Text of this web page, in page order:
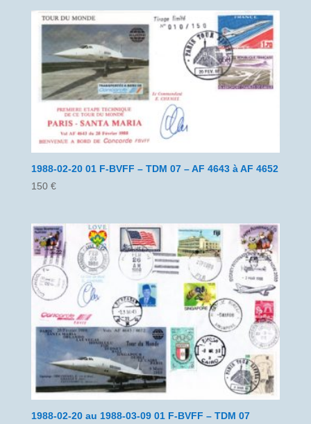
1988-02-20 01 F-BVFF – TDM 07 – AF 4643 à AF 4652
150 €
1988-02-20 au 1988-03-09 01 F-BVFF – TDM 07